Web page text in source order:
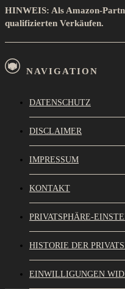
HINWEIS: Als Amazon-
qualifizierten Verkäufen.
NAVIGATION
DATENSCHUTZ
DISCLAIMER
IMPRESSUM
KONTAKT
PRIVATSPHÄRE-
HISTORIE DER
EINWILLIGUNGEN